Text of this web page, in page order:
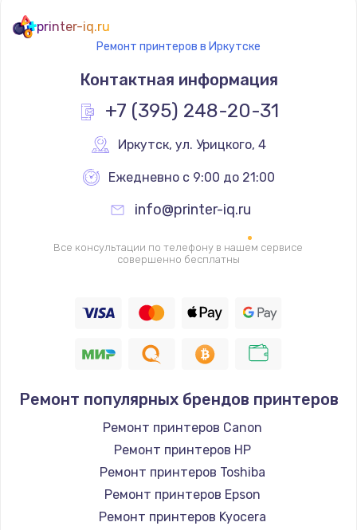
Ремонт платы управления
3500 руб.
Заказать
Перепрошивка
2500 руб.
Ремонт дренажного клапана
2300 руб.
Полный ремонт заварочного блока
2850 руб.
Заказать
Ремонт электромагнитного клапана
2050 руб.
printer-iq.ru
Ремонт принтеров в Иркутске
Контактная информация
+7 (395) 248-20-31
Иркутск, ул. Урицкого, 4
Ежедневно с 9:00 до 21:00
info@printer-iq.ru
Все консультации по телефону в нашем сервисе
совершенно бесплатны
Ремонт популярных брендов принтеров
Ремонт принтеров Canon
Ремонт принтеров HP
Ремонт принтеров Toshiba
Ремонт принтеров Epson
Ремонт принтеров Kyocera